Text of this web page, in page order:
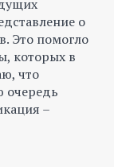
о
Это помогло
которых в
что
очередь
–